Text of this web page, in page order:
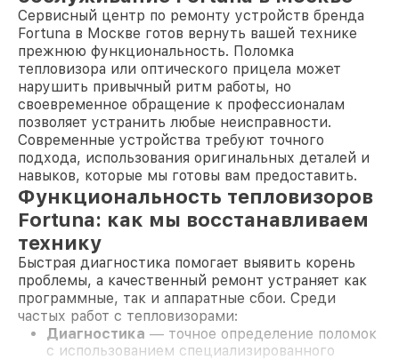
Сервисный центр по ремонту устройств бренда
Fortuna в Москве готов вернуть вашей технике
прежнюю функциональность. Поломка
тепловизора или оптического прицела может
нарушить привычный ритм работы, но
своевременное обращение к профессионалам
позволяет устранить любые неисправности.
Современные устройства требуют точного
подхода, использования оригинальных деталей и
навыков, которые мы готовы вам предоставить.
Функциональность тепловизоров
Fortuna: как мы восстанавливаем
технику
Быстрая диагностика помогает выявить корень
проблемы, а качественный ремонт устраняет как
программные, так и аппаратные сбои. Среди
частых работ с тепловизорами:
Диагностика — точное определение поломок
с использованием специализированного